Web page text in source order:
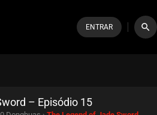
ENTRAR search
– Episódio 15